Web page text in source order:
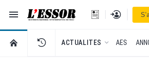
Navigation
L'Essor - retour à la une
Se connecter
RETOUR À LA PAGE D’ACCUEIL DE L'ESSOR
ACTUALITES AES